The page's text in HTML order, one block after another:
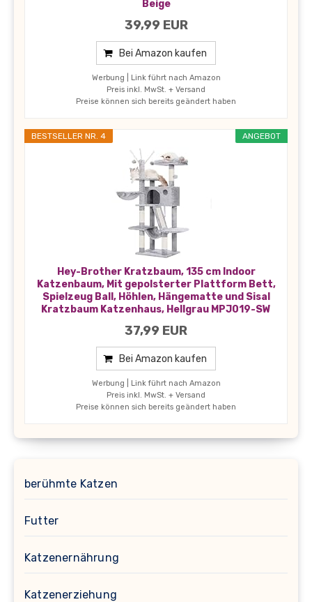
Beige
39,99 EUR
Bei Amazon kaufen
Werbung | Link führt nach Amazon
Preis inkl. MwSt. + Versand
Preise können sich bereits geändert haben
ANGEBOT
BESTSELLER NR. 4
Hey-Brother Kratzbaum, 135 cm Indoor
Katzenbaum, Mit gepolsterter Plattform Bett,
Spielzeug Ball, Höhlen, Hängematte und Sisal
Kratzbaum Katzenhaus, Hellgrau MPJ019-SW
37,99 EUR
Bei Amazon kaufen
Werbung | Link führt nach Amazon
Preis inkl. MwSt. + Versand
Preise können sich bereits geändert haben
berühmte Katzen
Futter
Katzenernährung
Katzenerziehung